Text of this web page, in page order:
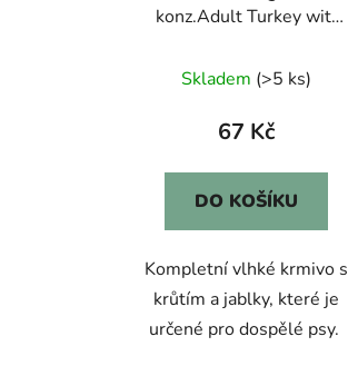
konz.Adult Turkey with
Skladem (>5 ks)
67 Kč
DO KOŠÍKU
Kompletní vlhké krmivo s
krůtím a jablky, které je
určené pro dospělé psy.